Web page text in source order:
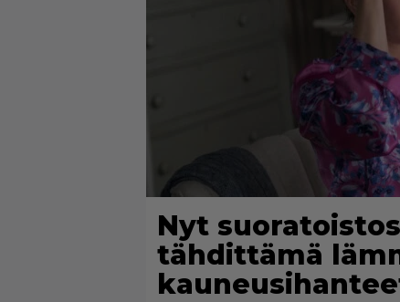
Nyt
tähdittämä